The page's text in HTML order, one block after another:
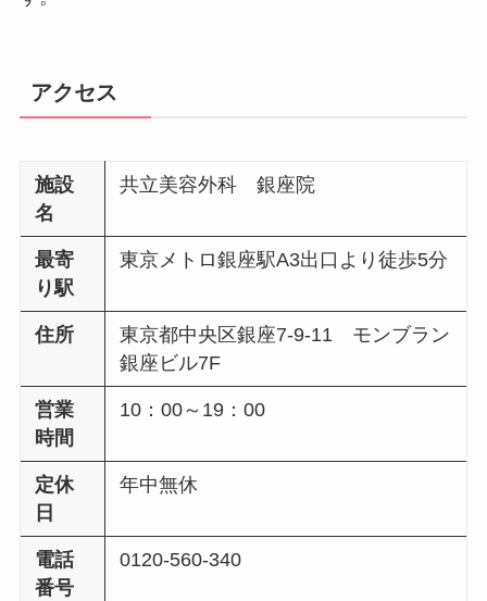
アクセス
施設
名
共立美容外科 銀座院
最寄
り駅
東京メトロ銀座駅A3出口より徒歩5分
住所
東京都中央区銀座7-9-11 モンブラン
銀座ビル7F
営業
時間
10：00～19：00
定休
日
年中無休
電話
番号
0120-560-340